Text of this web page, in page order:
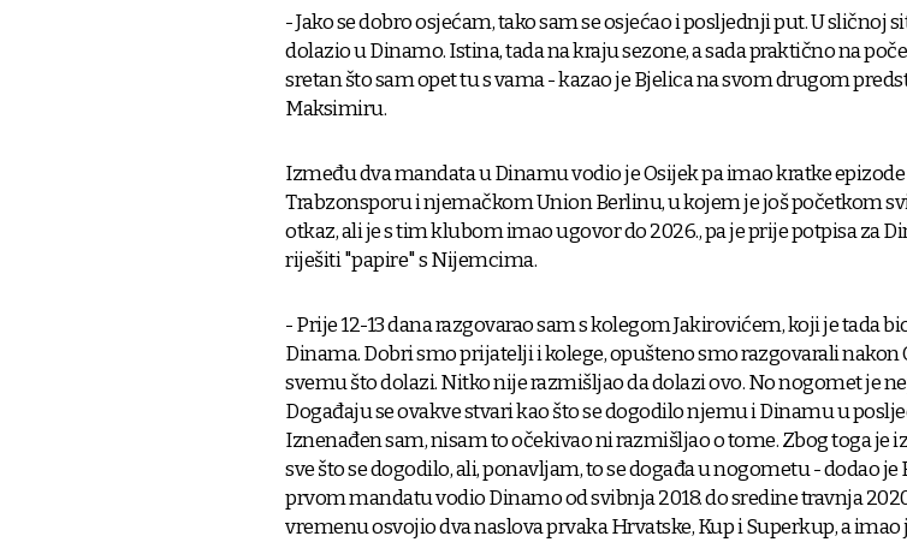
- Jako se dobro osjećam, tako sam se osjećao i posljednji put. U sličnoj
dolazio u Dinamo. Istina, tada na kraju sezone, a sada praktično na
sretan što sam opet tu s vama - kazao je Bjelica na svom drugom
Maksimiru.
Između dva mandata u Dinamu vodio je Osijek pa imao kratke
Trabzonsporu i njemačkom Union Berlinu, u kojem je još početkom
otkaz, ali je s tim klubom imao ugovor do 2026., pa je prije potpisa za
riješiti "papire" s Nijemcima.
- Prije 12-13 dana razgovarao sam s kolegom Jakirovićem, koji je tada
Dinama. Dobri smo prijatelji i kolege, opušteno smo razgovarali nakon
svemu što dolazi. Nitko nije razmišljao da dolazi ovo. No nogomet je
Događaju se ovakve stvari kao što se dogodilo njemu i Dinamu u
Iznenađen sam, nisam to očekivao ni razmišljao o tome. Zbog toga je
sve što se dogodilo, ali, ponavljam, to se događa u nogometu - dodao je
prvom mandatu vodio Dinamo od svibnja 2018. do sredine travnja
vremenu osvojio dva naslova prvaka Hrvatske, Kup i Superkup, a imao